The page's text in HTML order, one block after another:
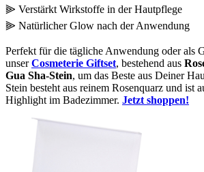
⫸ Verstärkt Wirkstoffe in der Hautpflege
⫸ Natürlicher Glow nach der Anwendung
Perfekt für die tägliche Anwendung oder als
unserCosmeterie Giftset, bestehend aus
Gua Sha-Stein, um das Beste aus Deiner
Stein besteht aus reinem Rosenquarz und ist
Highlight im Badezimmer. Jetzt shoppen!